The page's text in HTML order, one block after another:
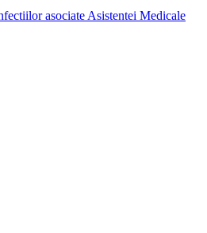
asociate Asistentei Medicale